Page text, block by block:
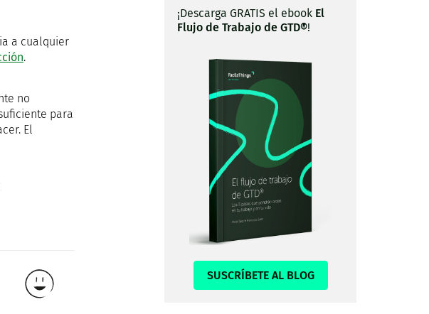
a cualquier
.
no
para
El
¡Descarga GRATIS el ebook El
Flujo de Trabajo de GTD®!
SUSCRÍBETE AL BLOG